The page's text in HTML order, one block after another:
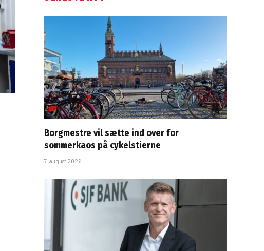
Borgmestre vil sætte ind over for
sommerkaos på cykelstierne
7. august 2026